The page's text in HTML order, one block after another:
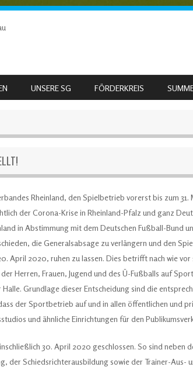
UNSERE SG FÖRDERKREIS
Rheinland, den Spielbetrieb vorerst bis zum 31.
der Corona-Krise in Rheinland-Pfalz und ganz
in Abstimmung mit dem Deutschen Fußball-Bund
die Generalsabsage zu verlängern und den
April 2020, ruhen zu lassen. Dies betrifft nach wie vor
Herren, Frauen, Jugend und des Ü-Fußballs auf
Grundlage dieser Entscheidung sind die
der Sportbetrieb auf und in allen öffentlichen und
und ähnliche Einrichtungen für den
30. April 2020 geschlossen. So sind neben
der Schiedsrichterausbildung sowie der Trainer-Aus-